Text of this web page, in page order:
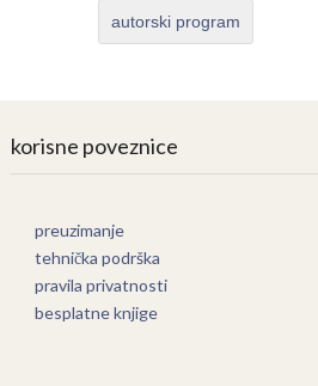
autorski program
korisne poveznice
preuzimanje
tehnička podrška
pravila privatnosti
besplatne knjige